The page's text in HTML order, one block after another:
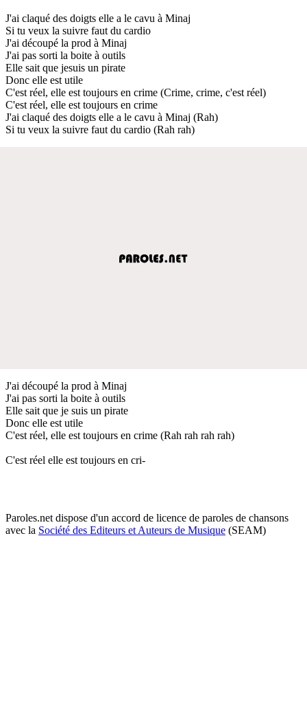
J'ai claqué des doigts elle a le cavu à Minaj
Si tu veux la suivre faut du cardio
J'ai découpé la prod à Minaj
J'ai pas sorti la boite à outils
Elle sait que jesuis un pirate
Donc elle est utile
C'est réel, elle est toujours en crime (Crime, crime, c'est réel)
C'est réel, elle est toujours en crime
J'ai claqué des doigts elle a le cavu à Minaj (Rah)
Si tu veux la suivre faut du cardio (Rah rah)
J'ai découpé la prod à Minaj
J'ai pas sorti la boite à outils
Elle sait que je suis un pirate
Donc elle est utile
C'est réel, elle est toujours en crime (Rah rah rah rah)
C'est réel elle est toujours en cri-
Paroles.net dispose d'un accord de licence de paroles de chansons
avec la Société des Editeurs et Auteurs de Musique (SEAM)